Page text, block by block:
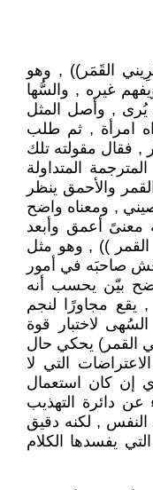
القَمَر)) , وهو
غيره , والسُّها
, وأصل المثل
امرأة , ثم طلب
, فقال مقولته تلك
المتداولة
والأحمق ينظر
, ومعناه واضح
معنىً أعمق وأبعد
)) , وهو مثل
صاحبَه في أمور
بيّن يحسب أنه
مجاورًا لنجم
لاختبار قوة
القمر) يحكي حال
التي لا
إن كان استعمال
عن دائرة التهذيب
النفس , لكنه دقيق
يفسدها الكلام